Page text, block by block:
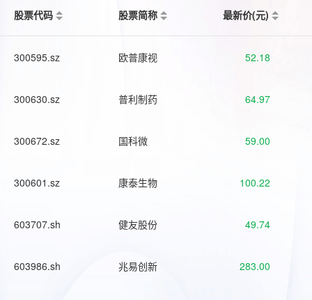
股票代码
股票简称 最新价(元)
300595.sz 欧普康视 52.18
300630.sz 普利制药 64.97
300672.sz 国科微 59.00
300601.sz 康泰生物 100.22
603707.sh 健友股份 49.74
603986.sh 兆易创新 283.00